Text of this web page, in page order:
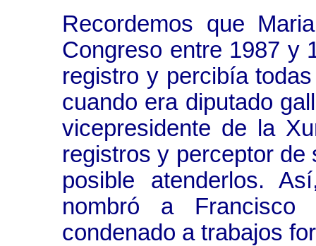
Recordemos que
Congreso entre 1987 y
registro y percibía
cuando era diputado
vicepresidente de la
registros y perceptor
posible atenderlos.
nombró a Francisco
condenado a trabajos